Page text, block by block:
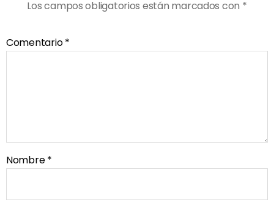
Los campos obligatorios están marcados con *
Comentario*
Nombre*